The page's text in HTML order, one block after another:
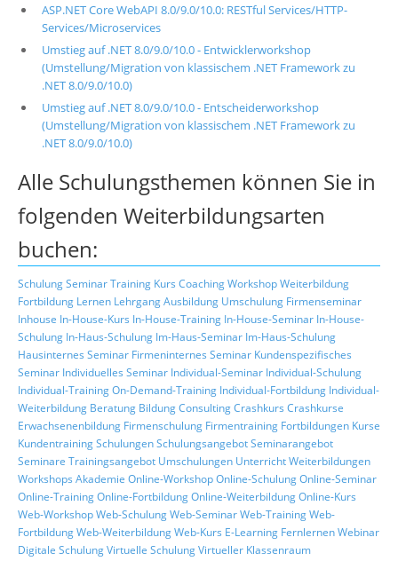
ASP.NET Core WebAPI 8.0/9.0/10.0: RESTful Services/HTTP-
Services/Microservices
Umstieg auf .NET 8.0/9.0/10.0 - Entwicklerworkshop
(Umstellung/Migration von klassischem .NET Framework zu
.NET 8.0/9.0/10.0)
Umstieg auf .NET 8.0/9.0/10.0 - Entscheiderworkshop
(Umstellung/Migration von klassischem .NET Framework zu
.NET 8.0/9.0/10.0)
Alle Schulungsthemen können Sie in
folgenden Weiterbildungsarten
buchen:
SchulungSeminarTraining Kurs CoachingWorkshopWeiterbildung
Fortbildung Lernen LehrgangAusbildung Umschulung Firmenseminar
Inhouse In-House-Kurs In-House-Training In-House-Seminar In-House-
Schulung In-Haus-Schulung Im-Haus-Seminar Im-Haus-Schulung
Hausinternes Seminar Firmeninternes Seminar Kundenspezifisches
Seminar Individuelles Seminar Individual-Seminar Individual-Schulung
Individual-TrainingOn-Demand-Training Individual-Fortbildung Individual-
Weiterbildung Beratung BildungConsultingCrashkurs Crashkurse
Erwachsenenbildung Firmenschulung Firmentraining Fortbildungen Kurse
KundentrainingSchulungenSchulungsangebotSeminarangebot
Seminare Trainingsangebot Umschulungen UnterrichtWeiterbildungen
Workshops Akademie Online-WorkshopOnline-SchulungOnline-Seminar
Online-TrainingOnline-FortbildungOnline-WeiterbildungOnline-Kurs
Web-WorkshopWeb-SchulungWeb-SeminarWeb-TrainingWeb-
FortbildungWeb-WeiterbildungWeb-Kurs E-Learning FernlernenWebinar
Digitale SchulungVirtuelle SchulungVirtueller Klassenraum